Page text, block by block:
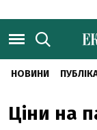
НОВИНИ
Ціни на